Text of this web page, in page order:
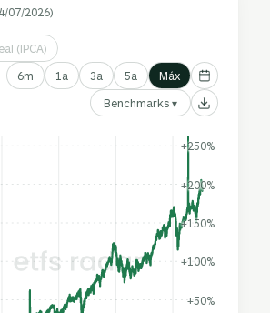
07/2026)
(IPCA)
6m 1a 3a 5a Máx
Benchmarks ▾
+50%
+100%
+150%
+200%
+250%